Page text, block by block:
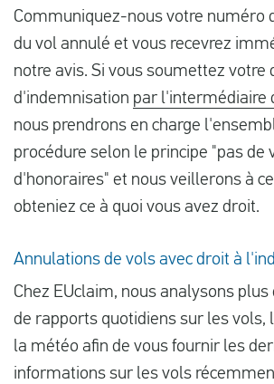
Communiquez-nous votre numéro
du vol annulé et vous recevrez
notre avis. Si vous soumettez votre
d'indemnisation par l'intermédiaire
nous prendrons en charge
procédure selon le principe "pas de
d'honoraires" et nous veillerons à
obteniez ce à quoi vous avez droit.
Annulations de vols avec droit à
Chez EUclaim, nous analysons
de rapports quotidiens sur les vols,
la météo afin de vous fournir les
informations sur les vols